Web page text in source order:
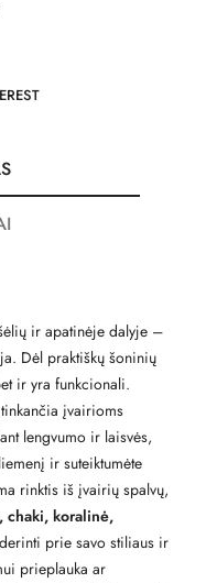
ir apatinėje dalyje –
Dėl praktiškų šoninių
ir yra funkcionali.
įvairioms
lengvumo ir laisvės,
ir suteiktumėte
rinktis iš įvairių spalvų,
chaki, koralinė,
prie savo stiliaus ir
prieplauka ar